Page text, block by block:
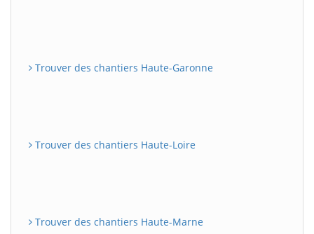
Trouver des chantiers Haute-Garonne
Trouver des chantiers Haute-Loire
Trouver des chantiers Haute-Marne